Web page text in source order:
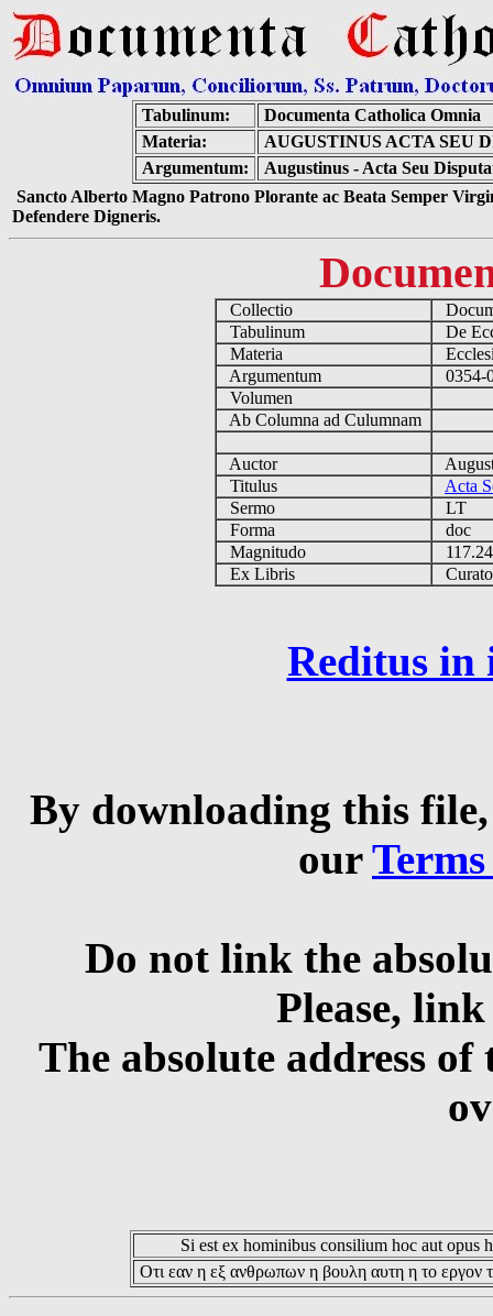
Tabulinum:
Documenta Catholica Omnia
Materia:
AUGUSTINUS ACTA SEU
Argumentum:
Augustinus - Acta Seu
Sancto Alberto Magno Patrono Plorante ac Beata Semper
Defendere Digneris.
Collectio
Tabulinum
De
Materia
Argumentum
0354-
Volumen
Ab Columna ad Culumnam
Auctor
Titulus
Acta
Sermo
LT
Forma
doc
Magnitudo
Ex Libris
Reditus in
By downloading this
our
Do not link the
Please,
The absolute address
Si est ex hominibus consilium hoc aut opus
Οτι εαν η εξ ανθρωπων η βουλη αυτη η το εργον